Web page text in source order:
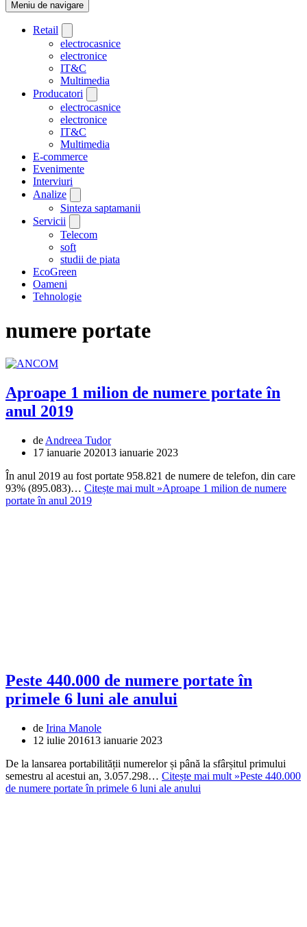
Meniu de navigare
Retail
electrocasnice
electronice
IT&C
Multimedia
Producatori
electrocasnice
electronice
IT&C
Multimedia
E-commerce
Evenimente
Interviuri
Analize
Sinteza saptamanii
Servicii
Telecom
soft
studii de piata
EcoGreen
Oameni
Tehnologie
numere portate
Aproape 1 milion de numere portate în
anul 2019
de Andreea Tudor
17 ianuarie 202013 ianuarie 2023
În anul 2019 au fost portate 958.821 de numere de telefon, din care
93% (895.083)… Citește mai mult »Aproape 1 milion de numere
portate în anul 2019
Peste 440.000 de numere portate în
primele 6 luni ale anului
de Irina Manole
12 iulie 201613 ianuarie 2023
De la lansarea portabilității numerelor și până la sfârșitul primului
semestru al acestui an, 3.057.298… Citește mai mult »Peste 440.000
de numere portate în primele 6 luni ale anului